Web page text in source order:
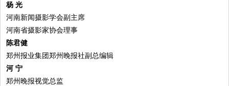
杨 光
河南新闻摄影学会副主席
河南省摄影家协会理事
陈君健
郑州报业集团郑州晚报社副总编辑
河 宁
郑州晚报视觉总监